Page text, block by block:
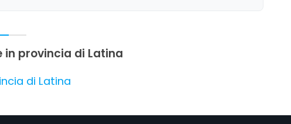
in provincia di Latina
di Latina